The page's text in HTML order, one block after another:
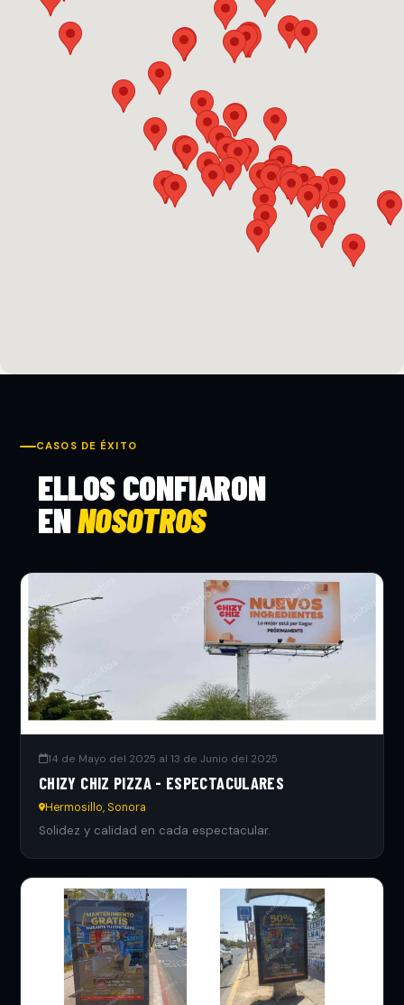
CASOS DE ÉXITO
ELLOS CONFIARON
ENNOSOTROS
14 de Mayo del 2025 al 13 de Junio del 2025
CHIZY CHIZ PIZZA - ESPECTACULARES
Hermosillo, Sonora
Solidez y calidad en cada espectacular.